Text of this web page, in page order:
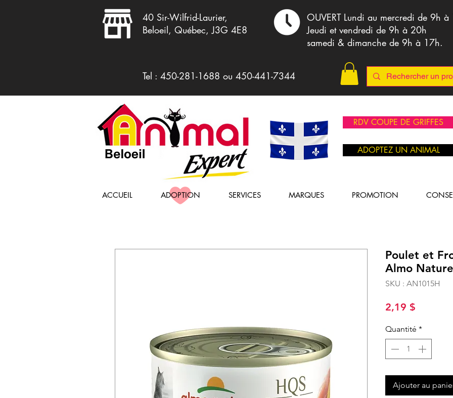
40 Sir-Wilfrid-Laurier,
Beloeil, Québec, J3G 4E8
OUVERT Lundi au mercredi de 9h à
Jeudi et vendredi de 9h à 20h
samedi & dimanche de 9h à 17h.
Tel : 450-281-1688 ou 450-441-7344
RDV COUPE DE GRIFFES
ADOPTEZ UN ANIMAL
ACCUEIL ADOPTION SERVICES MARQUES PROMOTION
Poulet et
Almo Nature
SKU : AN1015H
2,19 $
Quantité *
Ajouter au